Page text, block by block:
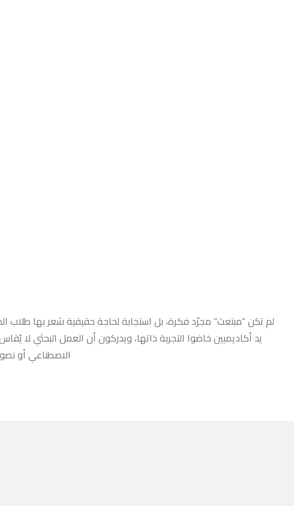
لم تكن “مبتعث” مجرّد فكرة، بل استجابة لحاجة حقيقية شعر بها طلاب
يد أكاديميين خاضوا التجربة ذاتها، ويدركون أن العمل البحثي
الاصطناعي أو